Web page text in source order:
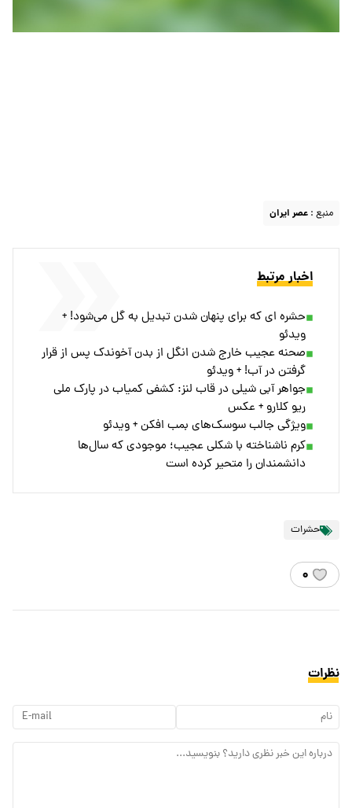
منبع : عصر ایران
اخبار مرتبط
حشره ای که برای پنهان شدن تبدیل به گل می‌شود! +
ویدئو
صحنه‌ عجیب خارج شدن انگل از بدن آخوندک پس از قرار
گرفتن در آب! + ویدئو
جواهر آبی شیلی در قاب لنز: کشفی کمیاب در پارک ملی
ریو کلارو + عکس
ویژگی جالب سوسک‌های بمب افکن + ویدئو
کرم ناشناخته با شکلی عجیب؛ موجودی که سال‌ها
دانشمندان را متحیر کرده است
حشرات
۰
نظرات